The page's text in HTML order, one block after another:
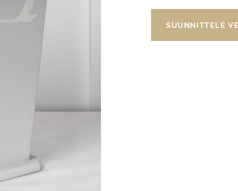
SUUNNITTELE